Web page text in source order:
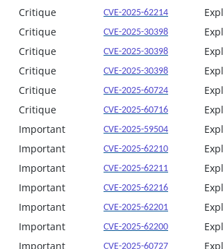
Critique CVE-2025-62214
Critique CVE-2025-30398
Critique CVE-2025-30398
Critique CVE-2025-30398
Critique CVE-2025-60724
Critique CVE-2025-60716
Important CVE-2025-59504
Important CVE-2025-62210
Important CVE-2025-62211
Important CVE-2025-62216
Important CVE-2025-62201
Important CVE-2025-62200
Important CVE-2025-60727